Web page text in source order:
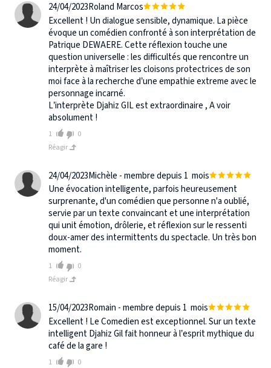
24/04/2023Roland Marcos
Excellent ! Un dialogue sensible, dynamique. La pièce
évoque un comédien confronté à son interprétation de
Patrique DEWAERE. Cette réflexion touche une
question universelle : les difficultés que rencontre un
interprète à maîtriser les cloisons protectrices de son
moi face à la recherche d’une empathie extreme avec le
personnage incarné.
L’interprète Djahiz GIL est extraordinaire , A voir
absolument !
1
0
Réagir
24/04/2023Michèle - membre depuis 1 mois
Une évocation intelligente, parfois heureusement
surprenante, d'un comédien que personne n'a oublié,
servie par un texte convaincant et une interprétation
qui unit émotion, drôlerie, et réflexion sur le ressenti
doux-amer des intermittents du spectacle. Un très bon
moment.
1
0
Réagir
15/04/2023Romain - membre depuis 1 mois
Excellent ! Le Comedien est exceptionnel. Sur un texte
intelligent Djahiz Gil fait honneur à l’esprit mythique du
café de la gare !
1
0